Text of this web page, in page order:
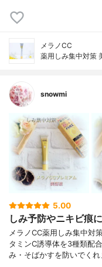
メラノCC
薬用しみ集中対策
snowmi
5.00
しみ予防やニキビ痕に
メラノCC薬用しみ集中対
タミンC誘導体を3種類配
み・そばかすを防いでく